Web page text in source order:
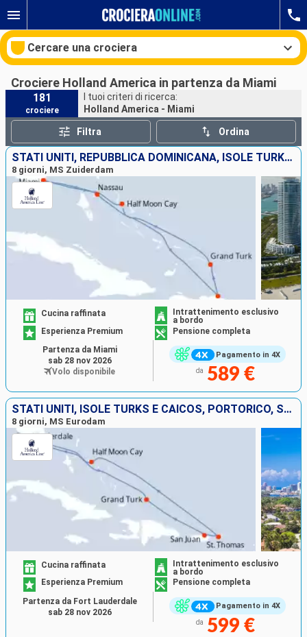
Cercare una crociera
Le nostre destinazioni
Mesi di partenza
Porti
Ricerca
Crociere Holland America in partenza da Miami
181
crociere
I tuoi criteri di ricerca:
Holland America - Miami
Filtra Ordina
STATI UNITI, REPUBBLICA DOMINICANA, ISOLE TURKS E CAICOS, BAHAMAS
8 giorni, MS Zuiderdam
Pagamento in 4X
Cucina raffinata
Intrattenimento esclusivo
a bordo
Esperienza Premium
Pensione completa
da 589 €
Partenza da Miami
sab 28 nov 2026
Volo disponibile
STATI UNITI, ISOLE TURKS E CAICOS, PORTORICO, SAINT THOMAS, BAHAMAS
8 giorni, MS Eurodam
Pagamento in 4X
Cucina raffinata
Intrattenimento esclusivo
a bordo
Esperienza Premium
Pensione completa
da 599 €
Partenza da Fort Lauderdale
sab 28 nov 2026